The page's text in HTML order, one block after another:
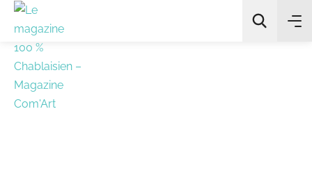
All Categories